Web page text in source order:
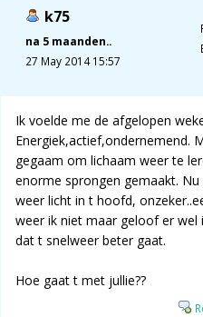
k75
na 5 maanden..
27 May 2014 15:57
Ik voelde me de afgelopen
Energiek,actief,ondernemend.
gegaam om lichaam weer te
enorme sprongen gemaakt.
weer licht in t hoofd,
weer ik niet maar geloof er wel
dat t snelweer beter gaat.
Hoe gaat t met jullie??